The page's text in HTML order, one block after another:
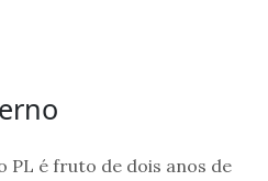
PL é fruto de dois anos de